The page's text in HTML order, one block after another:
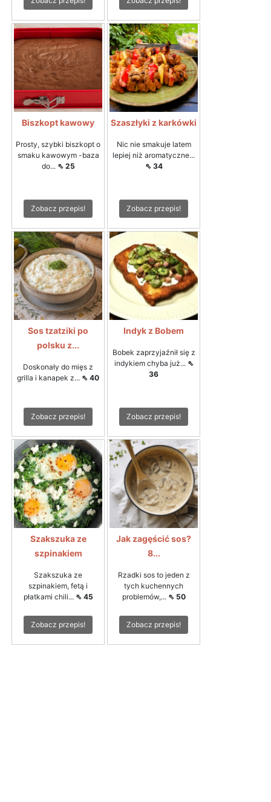
Biszkopt kawowy
Prosty, szybki biszkopt o
smaku kawowym -baza
do... ⇖ 25
Zobacz przepis!
Szaszłyki z karkówki
Nic nie smakuje latem
lepiej niż aromatyczne...
⇖ 34
Zobacz przepis!
Sos tzatziki po
polsku z...
Doskonały do mięs z
grilla i kanapek z... ⇖ 40
Zobacz przepis!
Indyk z Bobem
Bobek zaprzyjaźnił się z
indykiem chyba już... ⇖
36
Zobacz przepis!
Szakszuka ze
szpinakiem
Szakszuka ze
szpinakiem, fetą i
płatkami chili... ⇖ 45
Zobacz przepis!
Jak zagęścić sos?
8...
Rzadki sos to jeden z
tych kuchennych
problemów,... ⇖ 50
Zobacz przepis!